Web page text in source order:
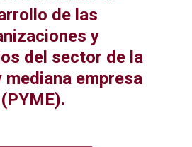
de las
y
del sector de la
mediana empresa
(PYME).